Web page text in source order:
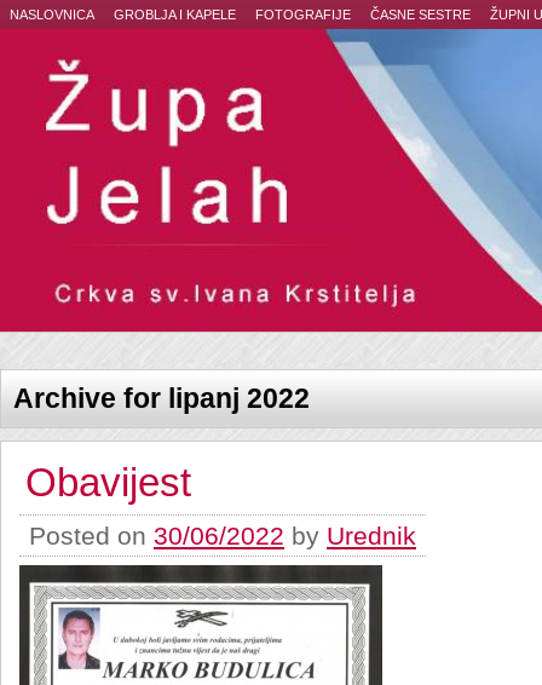
NASLOVNICA GROBLJA I KAPELE FOTOGRAFIJE ČASNE SESTRE ŽUPNI
Archive for lipanj 2022
Obavijest
Posted on 30/06/2022 by Urednik